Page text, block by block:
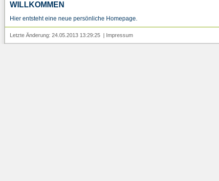
WILLKOMMEN
Hier entsteht eine neue persönliche Homepage.
Letzte Änderung: 24.05.2013 13:29:25 | Impressum